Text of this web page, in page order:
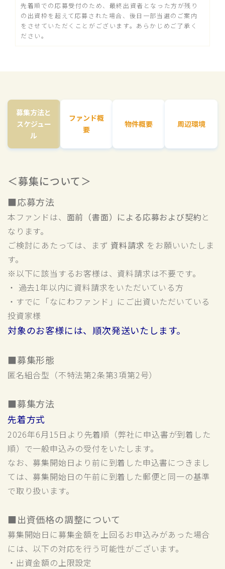
先着順での応募受付のため、最終出資者となった方が残り
の出資枠を超えて応募された場合、後日一部当選のご案内
をさせていただくことがございます。あらかじめご了承く
ださい。
募集方法と
スケジュー
ル
ファンド概
要
物件概要 周辺環境
＜募集について＞
■応募方法
本ファンドは、 面前（書面）による応募および契約と
なります。
ご検討にあたっては、まず 資料請求 をお願いいたしま
す。
※以下に該当するお客様は、資料請求は不要です。
・ 過去1年以内に資料請求をいただいている方
・すでに「なにわファンド」にご出資いただいている
投資家様
対象のお客様には、順次発送いたします。
■募集形態
匿名組合型（不特法第2条第3項第2号）
■募集方法
先着方式
2026年6月15日より先着順（弊社に申込書が到着した
順）で一般申込みの受付をいたします。
なお、募集開始日より前に到着した申込書につきまし
ては、募集開始日の午前に到着した郵便と同一の基準
で取り扱います。
■出資価格の調整について
募集開始日に募集金額を上回るお申込みがあった場合
には、以下の対応を行う可能性がございます。
・出資金額の上限設定